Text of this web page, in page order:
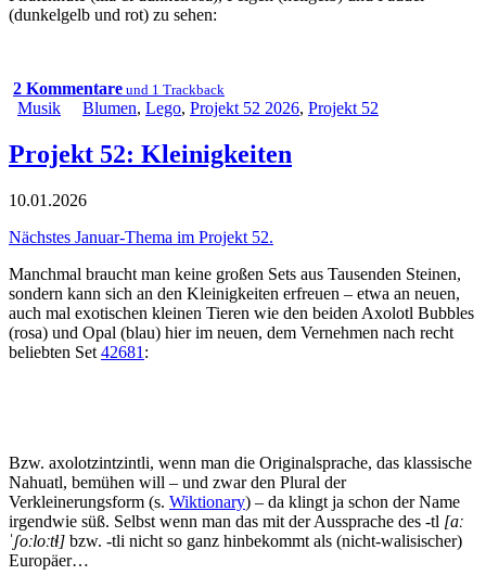
(dunkelgelb und rot) zu sehen:
2 Kommentare und 1 Trackback
Musik Blumen, Lego, Projekt 52 2026, Projekt 52
Projekt 52: Kleinigkeiten
10.01.2026
Nächstes Januar-Thema im Projekt 52.
Manchmal braucht man keine großen Sets aus Tausenden Steinen,
sondern kann sich an den Kleinigkeiten erfreuen – etwa an neuen,
auch mal exotischen kleinen Tieren wie den beiden Axolotl Bubbles
(rosa) und Opal (blau) hier im neuen, dem Vernehmen nach recht
beliebten Set 42681 :
Bzw. axolotzintzintli, wenn man die Originalsprache, das klassische
Nahuatl, bemühen will – und zwar den Plural der
Verkleinerungsform (s. Wiktionary) – da klingt ja schon der Name
irgendwie süß. Selbst wenn man das mit der Aussprache des -tl [aː
ˈʃoːloːtɬ] bzw. -tli nicht so ganz hinbekommt als (nicht-walisischer)
Europäer…